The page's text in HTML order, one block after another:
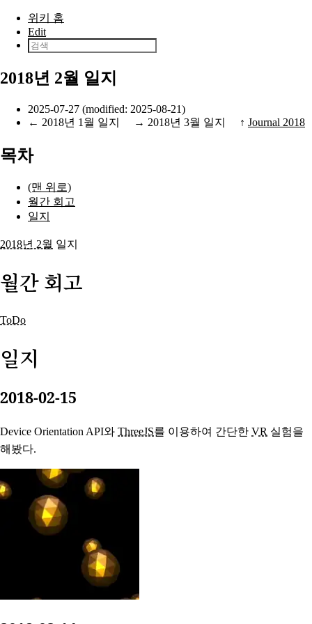
본문으로 건너뛰기
위키 홈
Edit
2018년 2월 일지
2025-07-27 (modified: 2025-08-21)
← 2018년 1월 일지 → 2018년 3월 일지 ↑ Journal 2018
목차
(맨 위로)
월간 회고
일지
2018년 2월 일지
월간 회고
ToDo
일지
2018-02-15
Device Orientation API와 ThreeJS를 이용하여 간단한 VR 실험을
해봤다.